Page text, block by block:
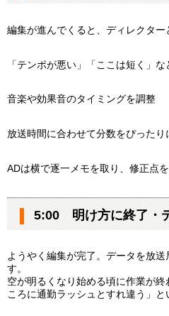
編集が進んでくると、ディレクター
「テンポが悪い」「ここは短く」
音楽や効果音のタイミングを調整
放送時間に合わせて分数をぴったり
ADは横で逐一メモを取り、修正点
5:00 明け方に終了・
ようやく編集が完了。データを放
す。
空が明るくなり始める頃に作業が
ころに通勤ラッシュとすれ違う」と